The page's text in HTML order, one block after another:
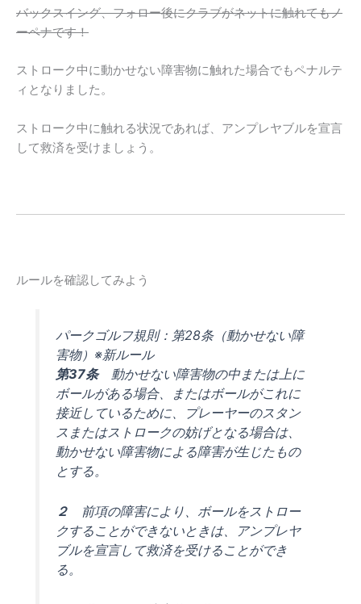
バックスイング、フォロー後にクラブがネットに触れてもノ
ーペナです！
ストローク中に動かせない障害物に触れた場合でもペナルテ
ィとなりました。
ストローク中に触れる状況であれば、アンプレヤブルを宣言
して救済を受けましょう。
ルールを確認してみよう
パークゴルフ規則：第28条（動かせない障
害物）※新ルール
第37条動かせない障害物の中または上に
ボールがある場合、またはボールがこれに
接近しているために、プレーヤーのスタン
スまたはストロークの妨げとなる場合は、
動かせない障害物による障害が生じたもの
とする。
２ 前項の障害により、ボールをストロー
クすることができないときは、アンプレヤ
ブルを宣言して救済を受けることができ
る。